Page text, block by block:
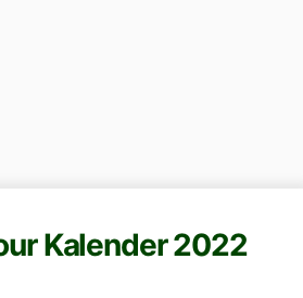
Kalender 2022